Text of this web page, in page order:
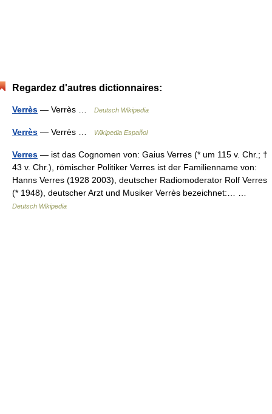
Regardez d'autres dictionnaires:
Verrès — Verrès … Deutsch Wikipedia
Verrès — Verrès … Wikipedia Español
Verres — ist das Cognomen von: Gaius Verres (* um 115 v. Chr.; †
43 v. Chr.), römischer Politiker Verres ist der Familienname von:
Hanns Verres (1928 2003), deutscher Radiomoderator Rolf Verres
(* 1948), deutscher Arzt und Musiker Verrès bezeichnet:… …
Deutsch Wikipedia